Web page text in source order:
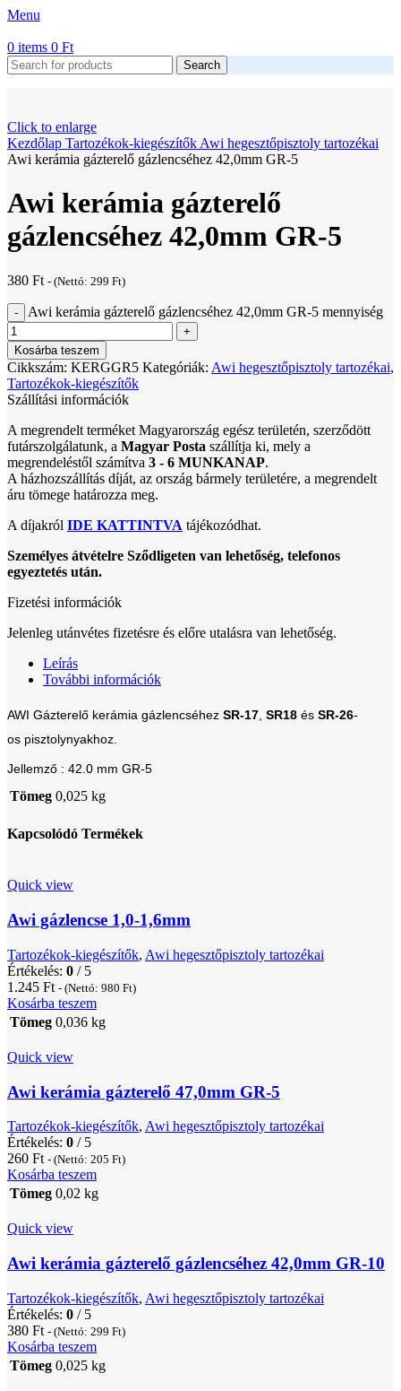
Menu
0 items 0 Ft
Search
Click to enlarge
Kezdőlap Tartozékok-kiegészítők Awi hegesztőpisztoly tartozékai
Awi kerámia gázterelő gázlencséhez 42,0mm GR-5
Awi kerámia gázterelő
gázlencséhez 42,0mm GR-5
380 Ft - (Nettó: 299 Ft)
Awi kerámia gázterelő gázlencséhez 42,0mm GR-5 mennyiség
Kosárba teszem
Cikkszám: KERGGR5 Kategóriák: Awi hegesztőpisztoly tartozékai,
Tartozékok-kiegészítők
Szállítási információk
A megrendelt terméket Magyarország egész területén, szerződött
futárszolgálatunk, a Magyar Posta szállítja ki, mely a
megrendeléstől számítva 3 - 6 MUNKANAP.
A házhozszállítás díját, az ország bármely területére, a megrendelt
áru tömege határozza meg.
A díjakról IDE KATTINTVA tájékozódhat.
Személyes átvételre Sződligeten van lehetőség, telefonos
egyeztetés után.
Fizetési információk
Jelenleg utánvétes fizetésre és előre utalásra van lehetőség.
Leírás
További információk
AWI Gázterelő kerámia gázlencséhez SR-17 SR18 és SR-26-
os pisztolynyakhoz.
Jellemző : 42.0 mm GR-5
Tömeg 0,025 kg
Kapcsolódó Termékek
Quick view
Awi gázlencse 1,0-1,6mm
Tartozékok-kiegészítők, Awi hegesztőpisztoly tartozékai
Értékelés: 0 / 5
1.245 Ft - (Nettó: 980 Ft)
Kosárba teszem
Tömeg 0,036 kg
Quick view
Awi kerámia gázterelő 47,0mm GR-5
Tartozékok-kiegészítők, Awi hegesztőpisztoly tartozékai
Értékelés: 0 / 5
260 Ft - (Nettó: 205 Ft)
Kosárba teszem
Tömeg 0,02 kg
Quick view
Awi kerámia gázterelő gázlencséhez 42,0mm GR-10
Tartozékok-kiegészítők, Awi hegesztőpisztoly tartozékai
Értékelés: 0 / 5
380 Ft - (Nettó: 299 Ft)
Kosárba teszem
Tömeg 0,025 kg